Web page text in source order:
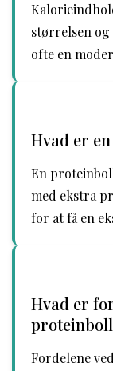
størrelsen
ofte en
Hvad er
En
med ekstra
for at få en
Hvad er
Fordelene